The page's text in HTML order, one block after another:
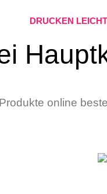
DRUCKEN
online